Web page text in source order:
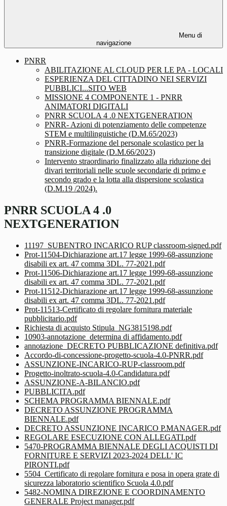
Menu di
navigazione
PNRR
ABILITAZIONE AL CLOUD PER LE PA - LOCALI
ESPERIENZA DEL CITTADINO NEI SERVIZI
PUBBLICI...SITO WEB
MISSIONE 4 COMPONENTE 1 - PNRR
ANIMATORI DIGITALI
PNRR SCUOLA 4 .0 NEXTGENERATION
PNRR- Azioni di potenziamento delle competenze
STEM e multilinguistiche (D.M.65/2023)
PNRR-Formazione del personale scolastico per la
transizione digitale (D.M.66/2023)
Intervento straordinario finalizzato alla riduzione dei
divari territoriali nelle scuole secondarie di primo e
secondo grado e la lotta alla dispersione scolastica
(D.M.19 /2024).
PNRR SCUOLA 4 .0
NEXTGENERATION
11197_SUBENTRO INCARICO RUP classroom-signed.pdf
Prot-11504-Dichiarazione art.17 legge 1999-68-assunzione
disabili ex art. 47 comma 3DL. 77-2021.pdf
Prot-11506-Dichiarazione art.17 legge 1999-68-assunzione
disabili ex art. 47 comma 3DL. 77-2021.pdf
Prot-11512-Dichiarazione art.17 legge 1999-68-assunzione
disabili ex art. 47 comma 3DL. 77-2021.pdf
Prot-11513-Certificato di regolare fornitura materiale
pubblicitario.pdf
Richiesta di acquisto Stipula_NG3815198.pdf
10903-annotazione_determina di affidamento.pdf
annotazione_DECRETO PUBBLICAZIONE definitiva.pdf
Accordo-di-concessione-progetto-scuola-4.0-PNRR.pdf
ASSUNZIONE-INCARICO-RUP-classroom.pdf
Progetto-inoltrato-scuola-4.0-Candidatura.pdf
ASSUNZIONE-A-BILANCIO.pdf
PUBBLICITA.pdf
SCHEMA PROGRAMMA BIENNALE.pdf
DECRETO ASSUNZIONE PROGRAMMA
BIENNALE.pdf
DECRETO ASSUNZIONE INCARICO P.MANAGER.pdf
REGOLARE ESECUZIONE CON ALLEGATI.pdf
5470-PROGRAMMA BIENNALE DEGLI ACQUISTI DI
FORNITURE E SERVIZI 2023-2024 DELL' IC
PIRONTI.pdf
5504_Certificato di regolare fornitura e posa in opera grate di
sicurezza laboratorio scientifico Scuola 4.0.pdf
5482-NOMINA DIREZIONE E COORDINAMENTO
GENERALE Project manager.pdf